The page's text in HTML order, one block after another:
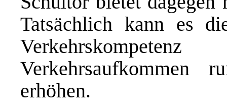
Tatsächlich kann es
Verkehrsaufkommen
erhöhen.